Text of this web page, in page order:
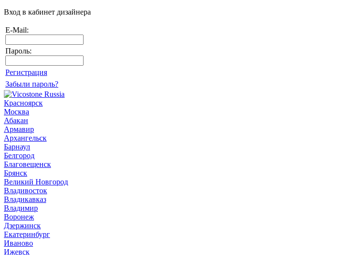
Вход в кабинет дизайнера
E-Mail:
Пароль:
Регистрация
Забыли пароль?
Красноярск
Москва
Абакан
Армавир
Архангельск
Барнаул
Белгород
Благовещенск
Брянск
Великий Новгород
Владивосток
Владикавказ
Владимир
Воронеж
Дзержинск
Екатеринбург
Иваново
Ижевск